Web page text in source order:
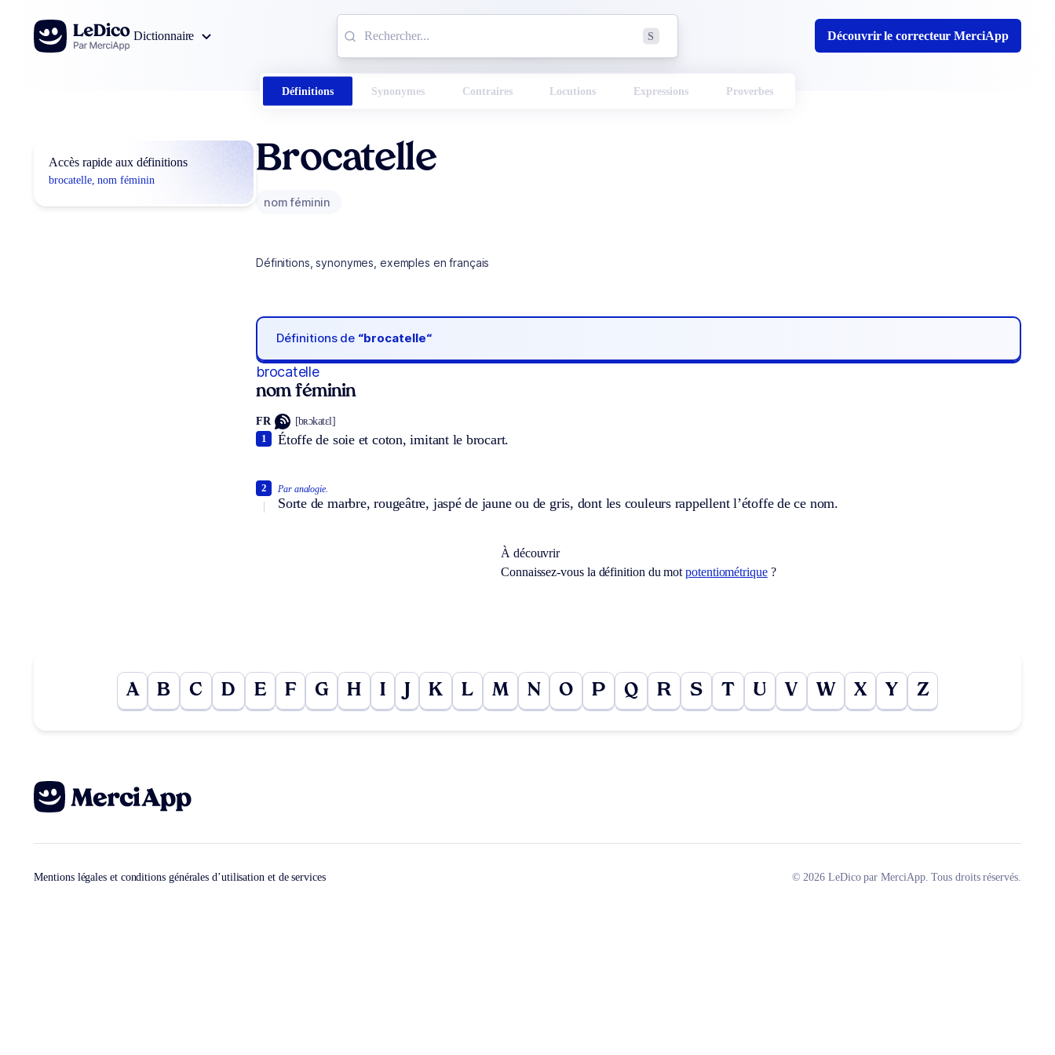
Aller au contenu
Dictionnaire
S Découvrir le correcteur MerciApp
Définitions Synonymes Contraires Locutions Expressions Proverbes
Accès rapide aux définitions
brocatelle, nom féminin
Brocatelle
nom féminin
Définitions, synonymes, exemples en français
Définitions de “brocatelle“
brocatelle
nom féminin
FR [bʀɔkatɛl]
Étoffe de soie et coton, imitant le brocart.
1
Par analogie.
Sorte de marbre, rougeâtre, jaspé de jaune ou de gris, dont les couleurs rappellent l’étoffe de ce nom.
2
À découvrir
Connaissez-vous la définition du motpotentiométrique?
A B C D E F G H I K L M N O P Q R S T U V W X Y Z
Mentions légales et conditions générales d’utilisation et de services © 2026 LeDico par MerciApp. Tous droits réservés.